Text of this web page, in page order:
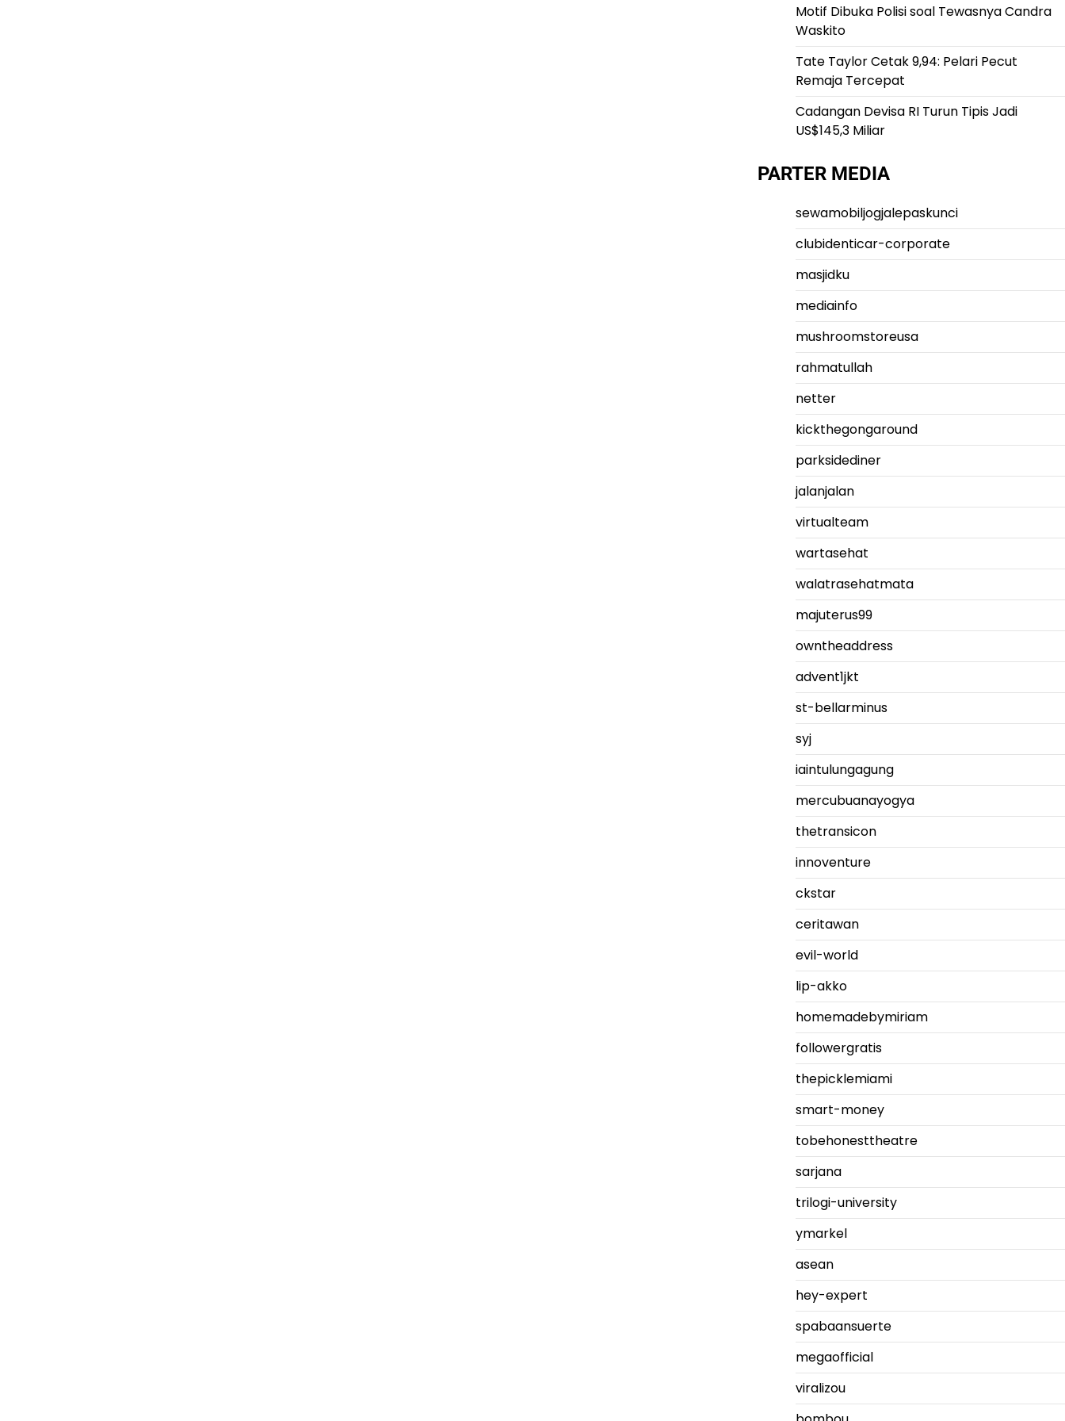
Motif Dibuka Polisi soal Tewasnya Candra
Waskito
Tate Taylor Cetak 9,94: Pelari Pecut
Remaja Tercepat
Cadangan Devisa RI Turun Tipis Jadi
US$145,3 Miliar
PARTER MEDIA
sewamobiljogjalepaskunci
clubidenticar-corporate
masjidku
mediainfo
mushroomstoreusa
rahmatullah
netter
kickthegongaround
parksidediner
jalanjalan
virtualteam
wartasehat
walatrasehatmata
majuterus99
owntheaddress
advent1jkt
st-bellarminus
syj
iaintulungagung
mercubuanayogya
thetransicon
innoventure
ckstar
ceritawan
evil-world
lip-akko
homemadebymiriam
followergratis
thepicklemiami
smart-money
tobehonesttheatre
sarjana
trilogi-university
ymarkel
asean
hey-expert
spabaansuerte
megaofficial
viralizou